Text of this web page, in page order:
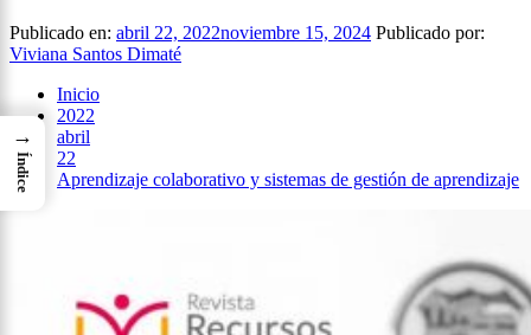
Publicado en: abril 22, 2022noviembre 15, 2024 Publicado por:
Viviana Santos Dimaté
Inicio
2022
abril
22
Aprendizaje colaborativo y sistemas de gestión de aprendizaje
→
Índice